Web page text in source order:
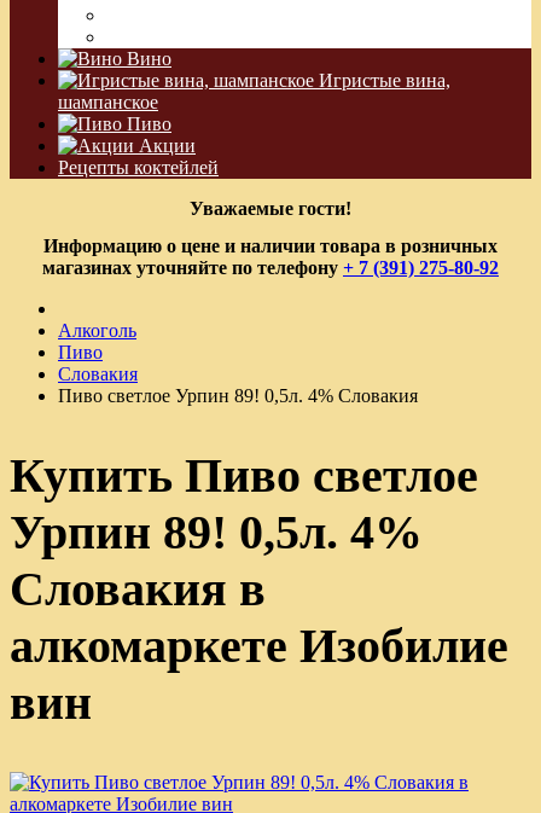
Вино
Игристые вина,
шампанское
Пиво
Акции
Рецепты коктейлей
Уважаемые гости!
Информацию о цене и наличии товара в розничных
магазинах уточняйте по телефону + 7 (391) 275-80-92
Алкоголь
Пиво
Словакия
Пиво светлое Урпин 89! 0,5л. 4% Словакия
Купить Пиво светлое
Урпин 89! 0,5л. 4%
Словакия в
алкомаркете Изобилие
вин